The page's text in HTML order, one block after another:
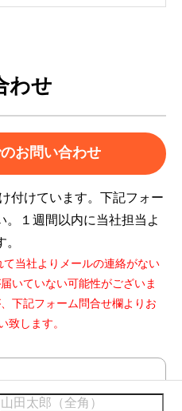
わせ
お問い合わせ
付けています。下記フォー
。１週間以内に当社担当よ
当社よりメールの連絡がない
いていない可能性がございま
下記フォーム問合せ欄よりお
致します。